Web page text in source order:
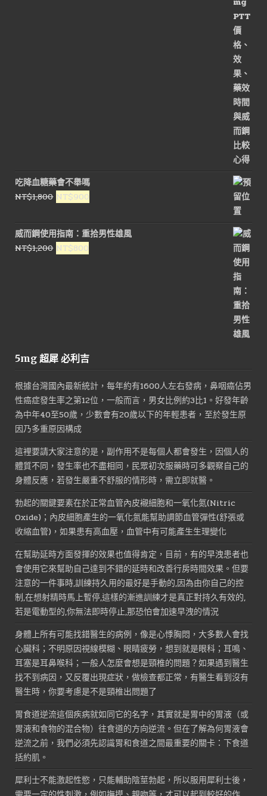
吃降血糖藥會不舉嗎
NT$1,800 原
價
格：
NT$1,800。
NT$900
價
格：
威而鋼使用指南：重拾男性雄風
NT$1,200 原
NT$800
5mg 超犀 必利吉
根據台灣國內最新統計，每年約有1600人左右發病，鼻咽癌佔男
性癌症發生率之第12位，一般而言，男女比例約3比1。好發年齡
為中年40至50歲，少數會有20歲以下的年輕患者，至於發生原
因乃多重原因構成
這裡要請大家注意的是，副作用不是每個人都會發生，因個人的
體質不同，發生率也不盡相同，民眾初次服藥時可多觀察自己的
身體反應，若發生嚴重不舒服的情形時，需立即就醫。
勃起的關鍵要素在於正常血管內皮襯細胞和一氧化氮(Nitric
Oxide)；內皮細胞產生的一氧化氮能幫助調節血管彈性(舒張或
收縮血管)，如果患有高血壓，血管中有可能產生生理變化
在幫助延時方面發揮的效果也值得肯定，目前，有的早洩患者也
會使用它來幫助自己達到不錯的延時和改善行房時間效果。但要
注意的一件事時,訓練持久用的最好是手動的,因為由你自己的控
制,在想射精時馬上暫停,這樣的漸進訓練才是真正對持久有效的,
若是電動型的,你無法即時停止,那恐怕會加速早洩的情況
身體上所有可能找錯醫生的病例，像是心悸胸悶，大多數人會找
心臟科；不明原因視線模糊、眼睛疲勞，想到就是眼科；耳鳴、
耳塞是耳鼻喉科；一般人怎麼會想是頸椎的問題？如果遇到醫生
找不到病因，又反覆出現症狀，做檢查都正常，有醫生看到沒有
醫生時，你要考慮是不是頸椎出問題了
胃食道逆流這個疾病就如同它的名字，其實就是胃中的胃液（或
胃液和食物的混合物）往食道的方向逆流。但在了解為何胃液會
逆流之前，我們必須先認識胃和食道之間最重要的關卡：下食道
括約肌。
犀利士不能激起性慾，只能輔助陰莖勃起，所以服用犀利士後，